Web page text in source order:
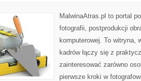
MalwinaAtras.pl to portal
fotografii, postprodukcji
komputerowej. To witryna,
kadrów łączy się z
zainteresować zarówno
pierwsze kroki w